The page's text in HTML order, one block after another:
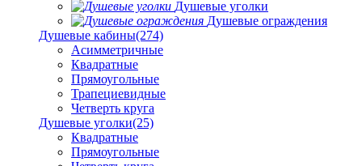
Душевые уголки
Душевые ограждения
Душевые кабины(274)
Асимметричные
Квадратные
Прямоугольные
Трапециевидные
Четверть круга
Душевые уголки(25)
Квадратные
Прямоугольные